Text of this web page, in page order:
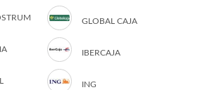
GLOBAL CAJA
IBERCAJA
ING